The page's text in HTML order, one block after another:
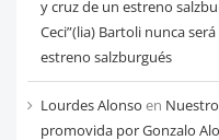
mesy cruz de un estreno
Ceci”(lia) Bartoli nunca será
estreno salzburgués
Lourdes Alonso en
promovida por Gonzalo